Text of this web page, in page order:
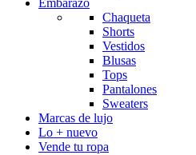
Embarazo
Chaqueta
Shorts
Vestidos
Blusas
Tops
Pantalones
Sweaters
Marcas de lujo
Lo + nuevo
Vende tu ropa